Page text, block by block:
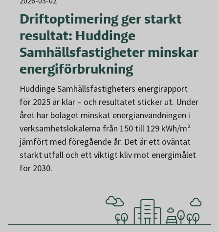
Driftoptimering ger starkt
resultat: Huddinge
Samhällsfastigheter minskar
energiförbrukning
Huddinge Samhällsfastigheters energirapport
för 2025 är klar – och resultatet sticker ut. Under
året har bolaget minskat energianvändningen i
verksamhetslokalerna från 150 till 129 kWh/m²
jämfört med föregående år. Det är ett oväntat
starkt utfall och ett viktigt kliv mot energimålet
för 2030.